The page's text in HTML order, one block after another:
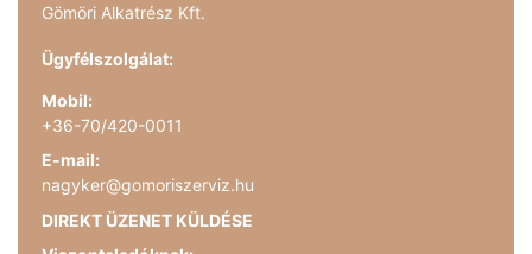
Gömöri Alkatrész Kft.
Ügyfélszolgálat:
Mobil:
+36-70/420-0011
E-mail:
nagyker@gomoriszerviz.hu
DIREKT ÜZENET KÜLDÉSE